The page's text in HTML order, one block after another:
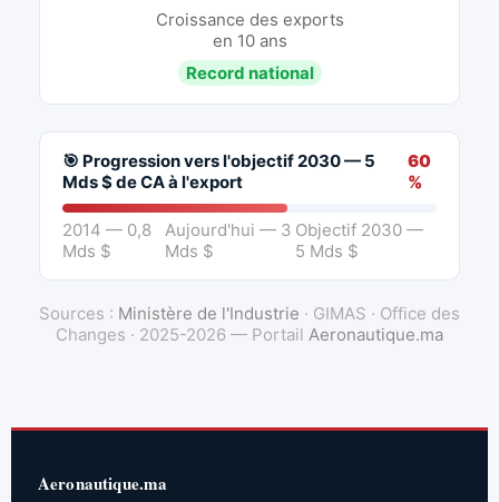
Croissance des exports
en 10 ans
Record national
🎯 Progression vers l'objectif 2030 — 5
Mds $ de CA à l'export
60
%
2014 — 0,8
Mds $
Aujourd'hui — 3
Mds $
Objectif 2030 —
5 Mds $
Sources : Ministère de l'Industrie · GIMAS · Office des
Changes · 2025-2026 — Portail Aeronautique.ma
Aeronautique.ma